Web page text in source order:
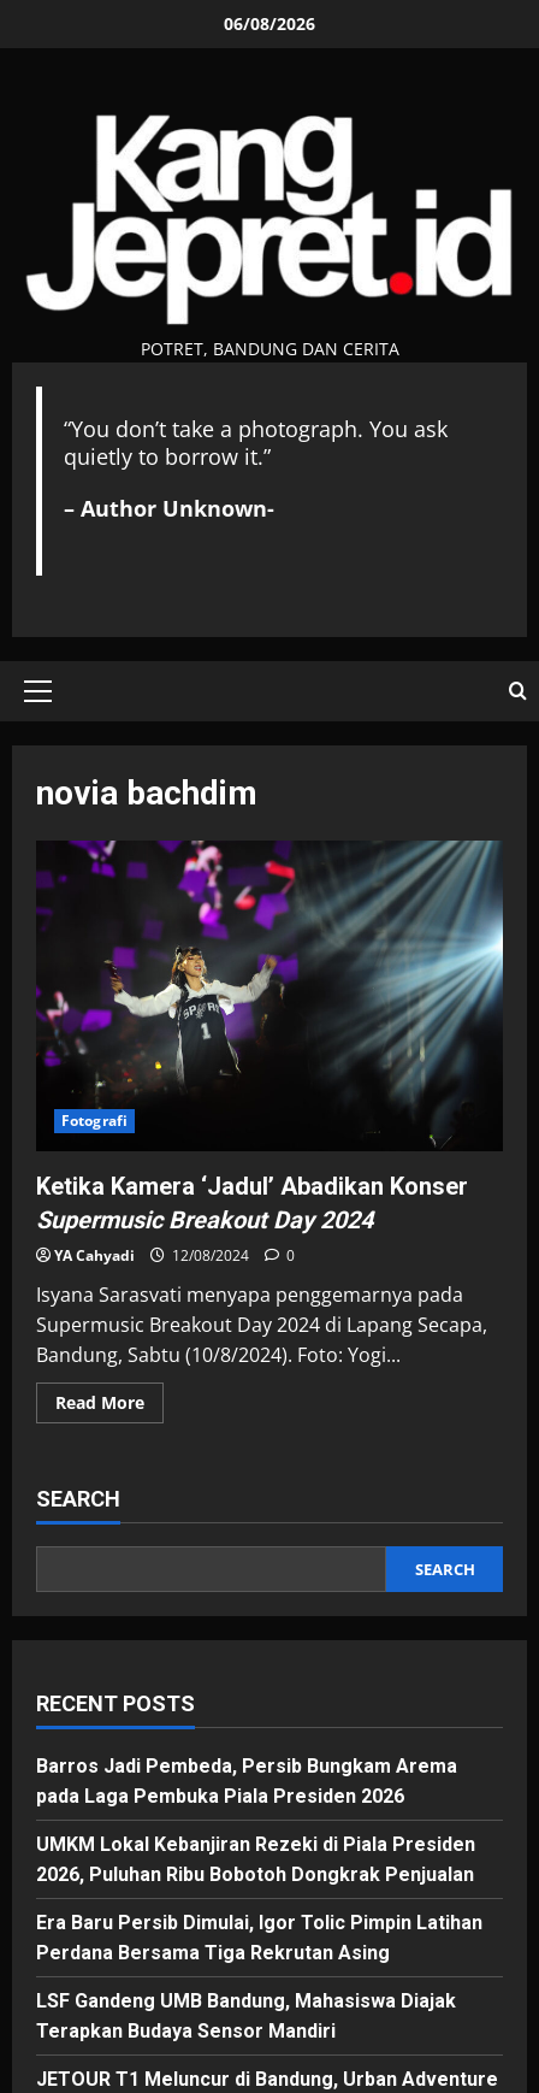
06/08/2026
POTRET, BANDUNG DAN CERITA
“You don’t take a photograph. You ask
quietly to borrow it.”
– Author Unknown-
Primary
novia bachdim
Fotografi
Ketika Kamera ‘Jadul’ Abadikan Konser
Supermusic Breakout Day 2024
YA Cahyadi 12/08/2024 0
Isyana Sarasvati menyapa penggemarnya pada
Supermusic Breakout Day 2024 di Lapang Secapa,
Bandung, Sabtu (10/8/2024). Foto: Yogi...
Read MoreRead
more
Konser<i>
Breakout
2024</i>
SEARCH
SEARCH
RECENT POSTS
Barros Jadi Pembeda, Persib Bungkam Arema
pada Laga Pembuka Piala Presiden 2026
UMKM Lokal Kebanjiran Rezeki di Piala Presiden
2026, Puluhan Ribu Bobotoh Dongkrak Penjualan
Era Baru Persib Dimulai, Igor Tolic Pimpin Latihan
Perdana Bersama Tiga Rekrutan Asing
LSF Gandeng UMB Bandung, Mahasiswa Diajak
Terapkan Budaya Sensor Mandiri
JETOUR T1 Meluncur di Bandung, Urban Adventure